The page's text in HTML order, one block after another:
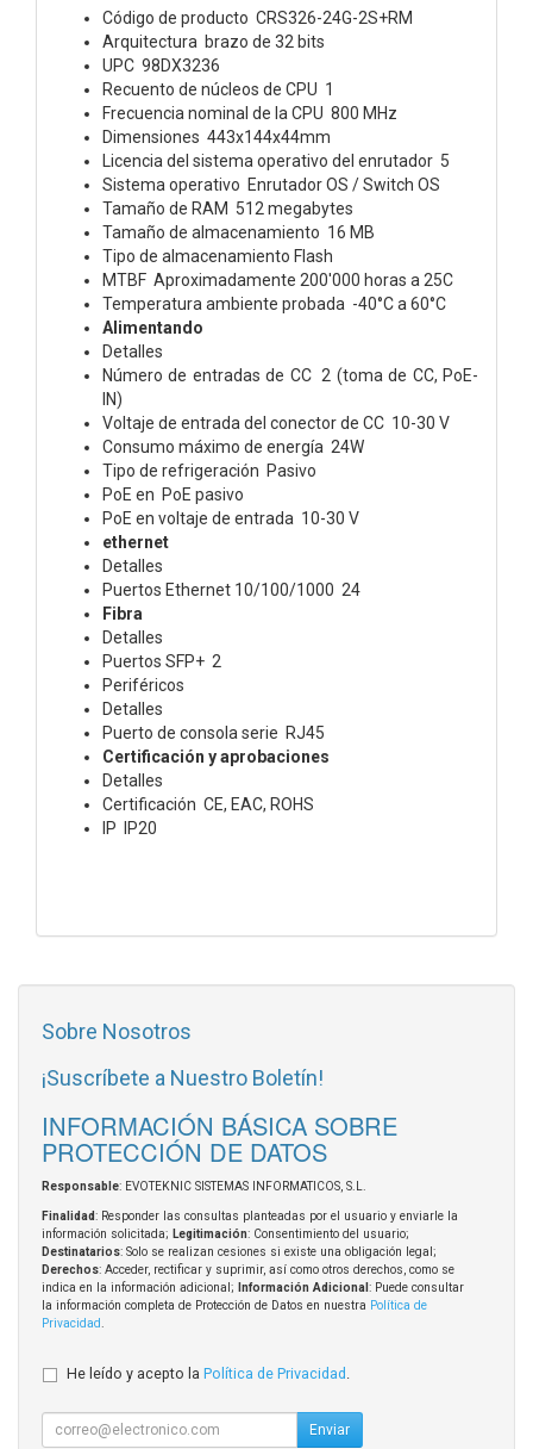
Código de producto CRS326-24G-2S+RM
Arquitectura brazo de 32 bits
UPC 98DX3236
Recuento de núcleos de CPU 1
Frecuencia nominal de la CPU 800 MHz
Dimensiones 443x144x44mm
Licencia del sistema operativo del enrutador 5
Sistema operativo Enrutador OS / Switch OS
Tamaño de RAM 512 megabytes
Tamaño de almacenamiento 16 MB
Tipo de almacenamiento Flash
MTBF Aproximadamente 200'000 horas a 25C
Temperatura ambiente probada -40°C a 60°C
Alimentando
Detalles
Número de entradas de CC 2 (toma de CC, PoE-
IN)
Voltaje de entrada del conector de CC 10-30 V
Consumo máximo de energía 24W
Tipo de refrigeración Pasivo
PoE en PoE pasivo
PoE en voltaje de entrada 10-30 V
ethernet
Detalles
Puertos Ethernet 10/100/1000 24
Fibra
Detalles
Puertos SFP+ 2
Periféricos
Detalles
Puerto de consola serie RJ45
Certificación y aprobaciones
Detalles
Certificación CE, EAC, ROHS
IP IP20
Sobre Nosotros
¡Suscríbete a Nuestro Boletín!
INFORMACIÓN BÁSICA SOBRE
PROTECCIÓN DE DATOS
Responsable: EVOTEKNIC SISTEMAS INFORMATICOS, S.L.
Finalidad: Responder las consultas planteadas por el usuario y enviarle la
información solicitada; Legitimación: Consentimiento del usuario;
Destinatarios: Solo se realizan cesiones si existe una obligación legal;
Derechos: Acceder, rectificar y suprimir, así como otros derechos, como se
indica en la información adicional;
Información Adicional : Puede consultar
la información completa de Protección de Datos en nuestra Política de
Privacidad
He leído y acepto la Política de Privacidad
Enviar